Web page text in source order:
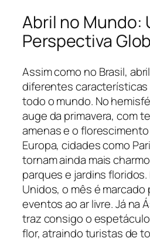
Abril no Mundo:
Perspectiva
Assim como no Brasil,
diferentes características
todo o mundo. No
auge da primavera, com
amenas e o
Europa, cidades como
tornam ainda mais
parques e jardins
Unidos, o mês é marcado
eventos ao ar livre. Já na
traz consigo o
flor, atraindo turistas de